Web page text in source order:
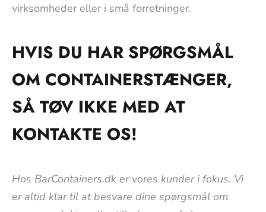
virksomheder eller i små forretninger.
HVIS DU HAR SPØRGSMÅL
OM CONTAINERSTÆNGER,
SÅ TØV IKKE MED AT
KONTAKTE OS!
Hos BarContainers.dk er vores kunder i fokus. Vi
er altid klar til at besvare dine spørgsmål om